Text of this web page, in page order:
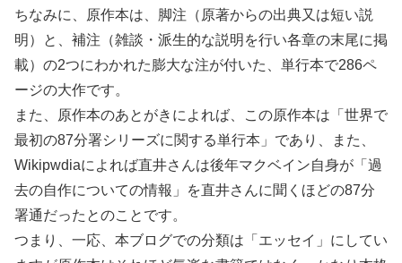
ちなみに、原作本は、脚注（原著からの出典又は短い説
明）と、補注（雑談・派生的な説明を行い各章の末尾に掲
載）の2つにわかれた膨大な注が付いた、単行本で286ペ
ージの大作です。
また、原作本のあとがきによれば、この原作本は「世界で
最初の87分署シリーズに関する単行本」であり、また、
Wikipwdiaによれば直井さんは後年マクベイン自身が「過
去の自作についての情報」を直井さんに聞くほどの87分
署通だったとのことです。
つまり、一応、本ブログでの分類は「エッセイ」にしてい